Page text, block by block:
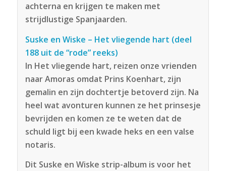
achterna en krijgen te maken met
strijdlustige Spanjaarden.
Suske en Wiske – Het vliegende hart (deel
188 uit de “rode” reeks)
In Het vliegende hart, reizen onze vrienden
naar Amoras omdat Prins Koenhart, zijn
gemalin en zijn dochtertje betoverd zijn. Na
heel wat avonturen kunnen ze het prinsesje
bevrijden en komen ze te weten dat de
schuld ligt bij een kwade heks en een valse
notaris.
Dit Suske en Wiske strip-album is voor het